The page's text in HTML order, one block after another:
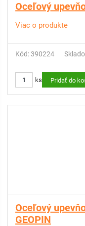
Oceľový
Viac o produkte
Kód: 390224
ks Pridať do
Oceľový
GEOPIN